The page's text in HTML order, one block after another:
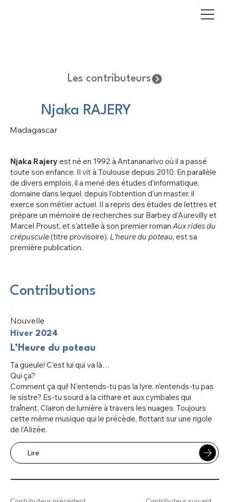
Les contributeurs
Njaka RAJERY
Madagascar
Njaka Rajery est né en 1992 à Antananarivo où il a passé
toute son enfance. Il vit à Toulouse depuis 2010. En parallèle
de divers emplois, il a mené des études d’informatique,
domaine dans lequel, depuis l’obtention d’un master, il
exerce son métier actuel. Il a repris des études de lettres et
prépare un mémoire de recherches sur Barbey d’Aurevilly et
Marcel Proust, et s’attelle à son premier roman Aux rides du
crépuscule(titre provisoire). L’heure du poteau, est sa
première publication.
Contributions
Nouvelle
Hiver 2024
L’Heure du poteau
Ta gueule! C’est lui qui va là…
Qui ça?
Comment ça qui! N’entends-tu pas la lyre, n’entends-tu pas
le sistre? Es-tu sourd à la cithare et aux cymbales qui
traînent. Clairon de lumière à travers les nuages. Toujours
cette même musique qui le précède, flottant sur une rigole
de l’Alizée.
Lire